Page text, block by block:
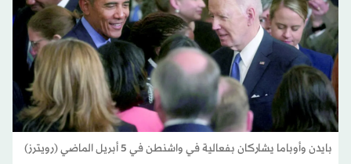
بايدن وأوباما يشاركان بفعالية في واشنطن في 5 أبريل الماضي (رويترز)